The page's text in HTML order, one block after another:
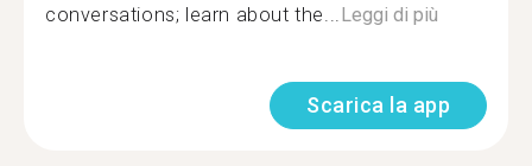
conversations; learn about the...Leggi di più
Scarica la app